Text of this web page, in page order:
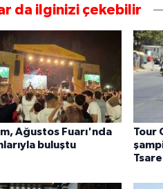
da ilginizi çekebilir
Ağustos Fuarı'nda
buluştu
Tour